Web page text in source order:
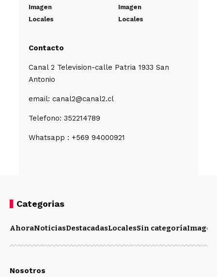
Imagen
Locales
Imagen
Locales
Contacto
Canal 2 Television-calle Patria 1933 San
Antonio
email: canal2@canal2.cl
Telefono: 352214789
Whatsapp : +569 94000921
Categorias
AhoraNoticiasDestacadasLocalesSin categoríaImagen
Nosotros